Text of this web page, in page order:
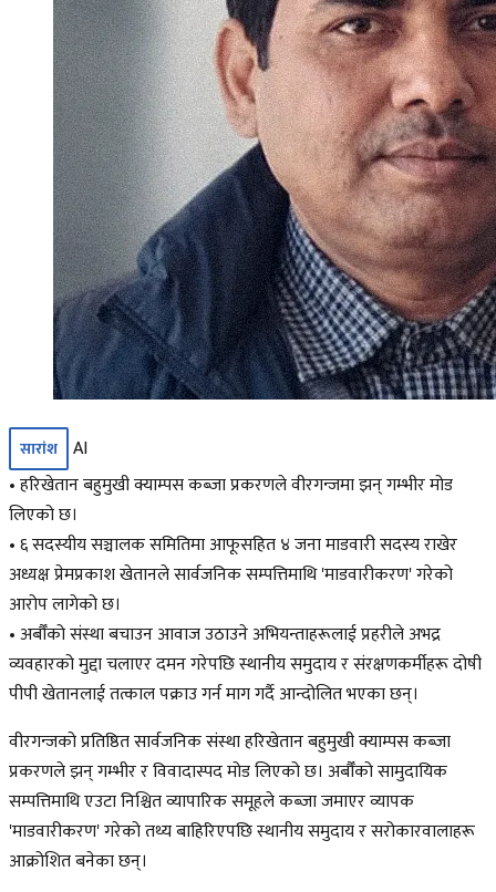
सारांश
AI
• हरिखेतान बहुमुखी क्याम्पस कब्जा प्रकरणले वीरगन्जमा झन् गम्भीर मोड
लिएको छ।
• ६ सदस्यीय सञ्चालक समितिमा आफूसहित ४ जना माडवारी सदस्य राखेर
अध्यक्ष प्रेमप्रकाश खेतानले सार्वजनिक सम्पत्तिमाथि 'माडवारीकरण' गरेको
आरोप लागेको छ।
• अर्बौँको संस्था बचाउन आवाज उठाउने अभियन्ताहरूलाई प्रहरीले अभद्र
व्यवहारको मुद्दा चलाएर दमन गरेपछि स्थानीय समुदाय र संरक्षणकर्मीहरू दोषी
पीपी खेतानलाई तत्काल पक्राउ गर्न माग गर्दै आन्दोलित भएका छन्।
वीरगन्जको प्रतिष्ठित सार्वजनिक संस्था हरिखेतान बहुमुखी क्याम्पस कब्जा
प्रकरणले झन् गम्भीर र विवादास्पद मोड लिएको छ। अर्बौँको सामुदायिक
सम्पत्तिमाथि एउटा निश्चित व्यापारिक समूहले कब्जा जमाएर व्यापक
'माडवारीकरण' गरेको तथ्य बाहिरिएपछि स्थानीय समुदाय र सरोकारवालाहरू
आक्रोशित बनेका छन्।